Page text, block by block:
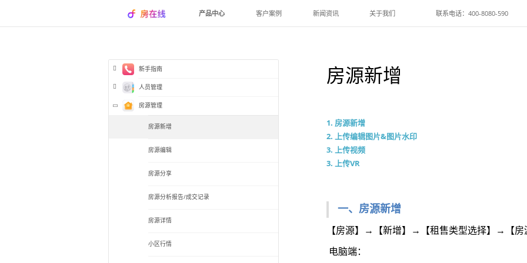
产品中心 客户案例 新闻资讯 关于我们 联系电话：400-8080-590
新手指南
人员管理
房源管理
房源新增
房源编辑
房源分享
房源分析报告/成交记录
房源详情
小区行情
房源新增
1. 房源新增
2. 上传编辑图片&图片水印
3. 上传视频
3. 上传VR
一、 房源新增
【房源】 →【新增】→【租售类型选择】→【房
电脑端：